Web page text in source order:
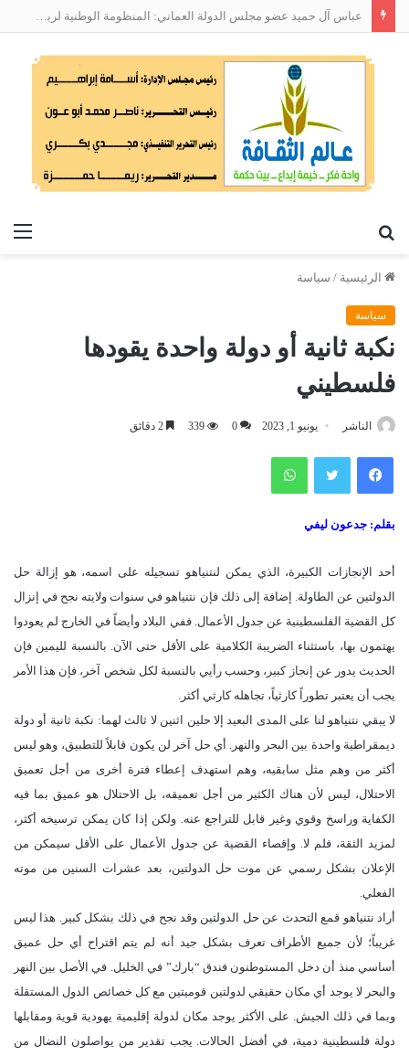
عباس آل حميد عضو مجلس الدولة العماني: المنظومة الوطنية لربط التوظيف بالمهارات تعالج البطالة من جذورها
الرئيسية / سياسة
سياسة
نكبة ثانية أو دولة واحدة يقودها
فلسطيني
الناشر يونيو 1, 2023 0
339
فيسبوك تويتر واتساب
بقلم: جدعون ليفي
أحد الإنجازات الكبيرة، الذي يمكن لنتنياهو تسجيله على اسمه، هو إزالة حل
الدولتين عن الطاولة. إضافة إلى ذلك فإن نتنياهو في سنوات ولايته نجح في إنزال
كل القضية الفلسطينية عن جدول الأعمال. ففي البلاد وأيضاً في الخارج لم يعودوا
يهتمون بها، باستثناء الضريبة الكلامية على الأقل حتى الآن. بالنسبة لليمين فإن
الحديث يدور عن إنجاز كبير، وحسب رأيي بالنسبة لكل شخص آخر، فإن هذا الأمر
يجب أن يعتبر تطوراً كارثياً، تجاهله كارثي أكثر.
لا يبقي نتنياهو لنا على المدى البعيد إلا حلين اثنين لا ثالث لهما: نكبة ثانية أو دولة
ديمقراطية واحدة بين البحر والنهر. أي حل آخر لن يكون قابلاً للتطبيق، وهو ليس
أكثر من وهم مثل سابقيه، وهم استهدف إعطاء فترة أخرى من أجل تعميق
الاحتلال، ليس لأن هناك الكثير من أجل تعميقه، بل الاحتلال هو عميق بما فيه
الكفاية وراسخ وقوي وغير قابل للتراجع عنه. ولكن إذا كان يمكن ترسيخه أكثر،
لمزيد الثقة، فلم لا. وإقصاء القضية عن جدول الأعمال على الأقل سيمكن من
الإعلان بشكل رسمي عن موت حل الدولتين، بعد عشرات السنين من موته
الفعلي.
أراد نتنياهو قمع التحدث عن حل الدولتين وقد نجح في ذلك بشكل كبير. هذا ليس
غريباً؛ لأن جميع الأطراف تعرف بشكل جيد أنه لم يتم اقتراح أي حل عميق
أساسي منذ أن دخل المستوطنون فندق “بارك” في الخليل. في الأصل بين النهر
والبحر لا يوجد أي مكان حقيقي لدولتين قوميتين مع كل خصائص الدول المستقلة
وبما في ذلك الجيش. على الأكثر يوجد مكان لدولة إقليمية يهودية قوية ومقابلها
دولة فلسطينية دمية، في أفضل الحالات. يجب تقدير من يواصلون النضال من